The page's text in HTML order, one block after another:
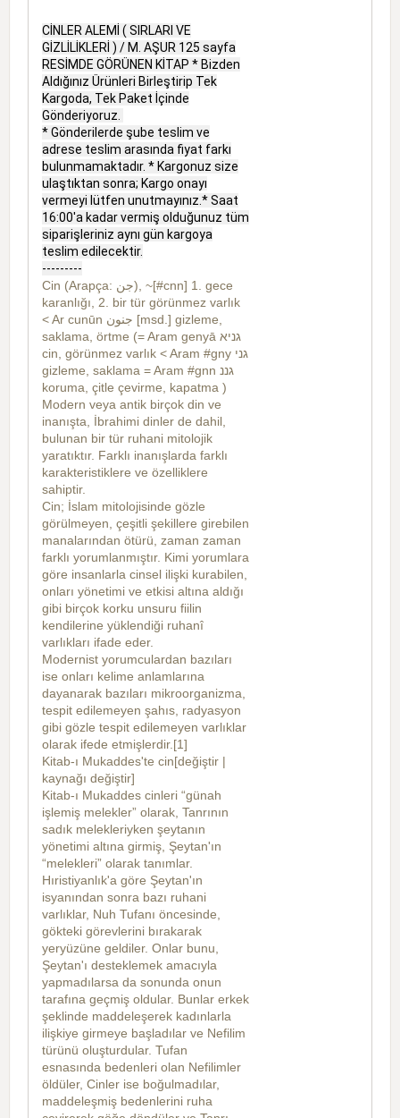
CİNLER ALEMİ ( SIRLARI VE
GİZLİLİKLERİ ) / M. AŞUR 125 sayfa
RESİMDE GÖRÜNEN KİTAP * Bizden
Aldığınız Ürünleri Birleştirip Tek
Kargoda, Tek Paket İçinde
Gönderiyoruz.
* Gönderilerde şube teslim ve
adrese teslim arasında fiyat farkı
bulunmamaktadır. * Kargonuz size
ulaştıktan sonra; Kargo onayı
vermeyi lütfen unutmayınız.* Saat
16:00'a kadar vermiş olduğunuz tüm
siparişleriniz aynı gün kargoya
teslim edilecektir.
---------
Cin (Arapça: جن), ~[#cnn] 1. gece
karanlığı, 2. bir tür görünmez varlık
< Ar cunūn جنون [msd.] gizleme,
saklama, örtme (= Aram genyāגניא
cin, görünmez varlık < Aram #gny גני
gizleme, saklama = Aram #gnn גננ
koruma, çitle çevirme, kapatma )
Modern veya antik birçok din ve
inanışta, İbrahimi dinler de dahil,
bulunan bir tür ruhani mitolojik
yaratıktır. Farklı inanışlarda farklı
karakteristiklere ve özelliklere
sahiptir.
Cin; İslam mitolojisinde gözle
görülmeyen, çeşitli şekillere girebilen
manalarından ötürü, zaman zaman
farklı yorumlanmıştır. Kimi yorumlara
göre insanlarla cinsel ilişki kurabilen,
onları yönetimi ve etkisi altına aldığı
gibi birçok korku unsuru fiilin
kendilerine yüklendiği ruhanî
varlıkları ifade eder.
Modernist yorumculardan bazıları
ise onları kelime anlamlarına
dayanarak bazıları mikroorganizma,
tespit edilemeyen şahıs, radyasyon
gibi gözle tespit edilemeyen varlıklar
olarak ifede etmişlerdir.[1]
Kitab-ı Mukaddes'te cin[değiştir |
kaynağı değiştir]
Kitab-ı Mukaddes cinleri “günah
işlemiş melekler” olarak, Tanrının
sadık melekleriyken şeytanın
yönetimi altına girmiş, Şeytan'ın
“melekleri” olarak tanımlar.
Hıristiyanlık'a göre Şeytan'ın
isyanından sonra bazı ruhani
varlıklar, Nuh Tufanı öncesinde,
gökteki görevlerini bırakarak
yeryüzüne geldiler. Onlar bunu,
Şeytan'ı desteklemek amacıyla
yapmadılarsa da sonunda onun
tarafına geçmiş oldular. Bunlar erkek
şeklinde maddeleşerek kadınlarla
ilişkiye girmeye başladılar ve Nefilim
türünü oluşturdular. Tufan
esnasında bedenleri olan Nefilimler
öldüler, Cinler ise boğulmadılar,
maddeleşmiş bedenlerini ruha